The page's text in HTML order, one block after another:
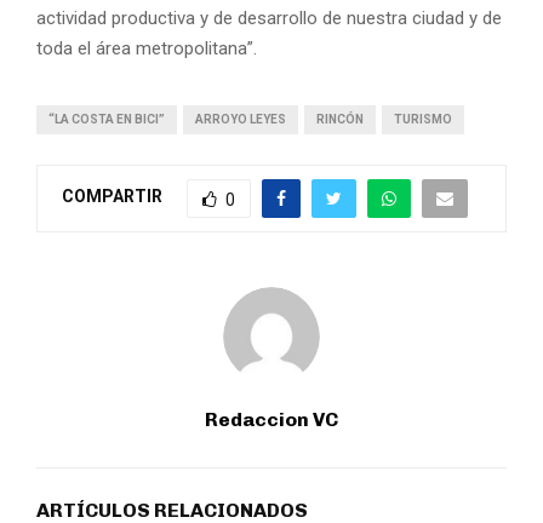
actividad productiva y de desarrollo de nuestra ciudad y de
toda el área metropolitana”.
“LA COSTA EN BICI” ARROYO LEYES RINCÓN TURISMO
COMPARTIR 0
Redaccion VC
ARTÍCULOS RELACIONADOS